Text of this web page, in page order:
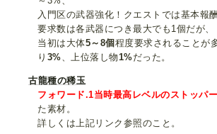
入門区の武器強化！クエストでは基本報
要求数は各武器につき最大でも1個だが、
当初は大体5～8個 程度要求されることが
り 3% 、上位落し物 1%だった。
古龍種の稀玉
フォワード.1当時最高レベルのストッパ
た素材。
詳しくは上記リンク参照のこと。